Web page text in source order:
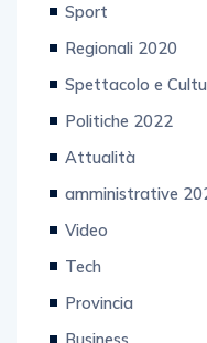
Sport
Regionali 2020
Spettacolo e
Politiche 2022
Attualità
amministrative
Video
Tech
Provincia